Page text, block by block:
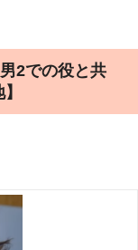
2での役と共